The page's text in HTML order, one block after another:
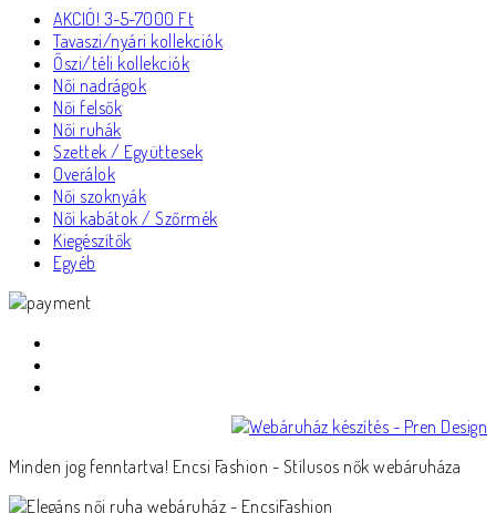
AKCIÓ! 3-5-7000 Ft
Tavaszi/nyári kollekciók
Őszi/téli kollekciók
Női nadrágok
Női felsők
Női ruhák
Szettek / Együttesek
Overálok
Női szoknyák
Női kabátok / Szőrmék
Kiegészítők
Egyéb
Minden jog fenntartva! Encsi Fashion - Stílusos nők webáruháza